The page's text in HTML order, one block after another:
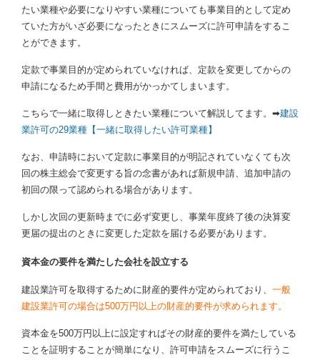
たい業種や必要になりやすい業種についても事業目的として定め
ていた方がいざ必要になったときにスムーズに許可申請をするこ
とができます。
定款で事業目的が定められていなければ、定款を変更してからの
申請になるため手間と費用がかっかてしまいます。
こちらで一緒に取得しときたい業種について解説してます。➡建設
業許可の29業種【一緒に取得したい許可業種】
なお、申請時において定款に事業目的が明記されていなくても次
回の株主総会で変更する旨の念書があれば新規申請、追加申請の
初回の限って認められる場合があります。
しかし次回の更新時までに必ず変更し、事業年度終了後の決算変
更届の提出のときに変更した定款を届ける必要があります。
資本金の要件を満たした会社を設立する
建設業許可を取得するために財産的要件が定められており、 一般
建設業許可の場合は500万円以上の財産的要件が求められます。
資本金を500万円以上に設定すればその財産的要件を満たしている
ことを証明することが簡単になり、許可申請をスムーズに行うこ